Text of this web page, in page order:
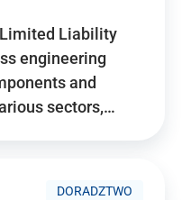
Liability
engineering
and
sectors,…
DORADZTWO